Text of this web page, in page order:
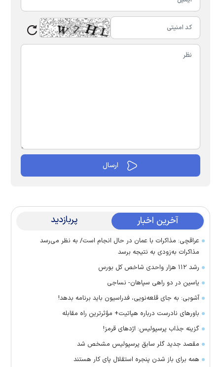
آخرین اخبار پربازدید
عراقچی: مذاکرات با عمان در حال انجام است/ به نظر می‌رسد
مذاکرات به‌زودی به نتیجه برسد
رشد ۱۱۲ هزار واحدی شاخص کل بورس
یاسین در دو راهی سپاهان- نساجی
آشوبی: به جای قلعه‌نویی، فدراسیون باید برنامه بدهد!
باور‌های نادرست درباره هپاتیت+ مؤثرترین راه مقابله
گزینه جذاب پرسپولیس: اژد‌های قرمز!
مقصد جدید گلر سابق پرسپولیس مشخص شد
همه برای باز شدن پنجره استقلال پای کار هستند